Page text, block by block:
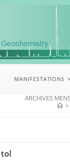
MANIFESTATIONS
ARCHIVES
>